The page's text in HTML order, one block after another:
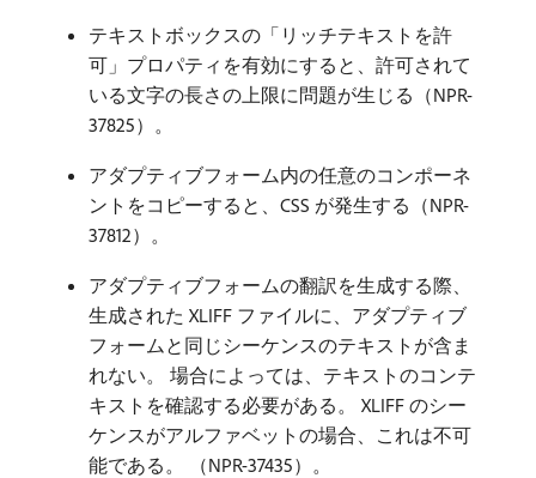
テキストボックスの「リッチテキストを許
可」プロパティを有効にすると、許可されて
いる文字の長さの上限に問題が生じる（NPR-
37825）。
アダプティブフォーム内の任意のコンポーネ
ントをコピーすると、CSS が発生する（NPR-
37812）。
アダプティブフォームの翻訳を生成する際、
生成された XLIFF ファイルに、アダプティブ
フォームと同じシーケンスのテキストが含ま
れない。 場合によっては、テキストのコンテ
キストを確認する必要がある。 XLIFF のシー
ケンスがアルファベットの場合、これは不可
能である。 （NPR-37435）。